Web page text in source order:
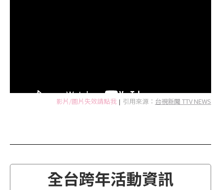
影片/圖片失效請點我 | 引用來源： 台視新聞 TTV NEWS
全台跨年活動資訊